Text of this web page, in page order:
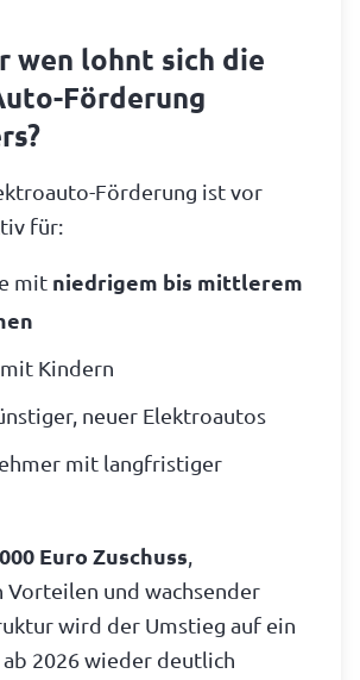
wen lohnt sich die
Förderung
Förderung ist vor
für:
mit niedrigem bis mittlerem
Kindern
neuer Elektroautos
mit langfristiger
Euro Zuschuss,
Vorteilen und wachsender
wird der Umstieg auf ein
2026 wieder deutlich